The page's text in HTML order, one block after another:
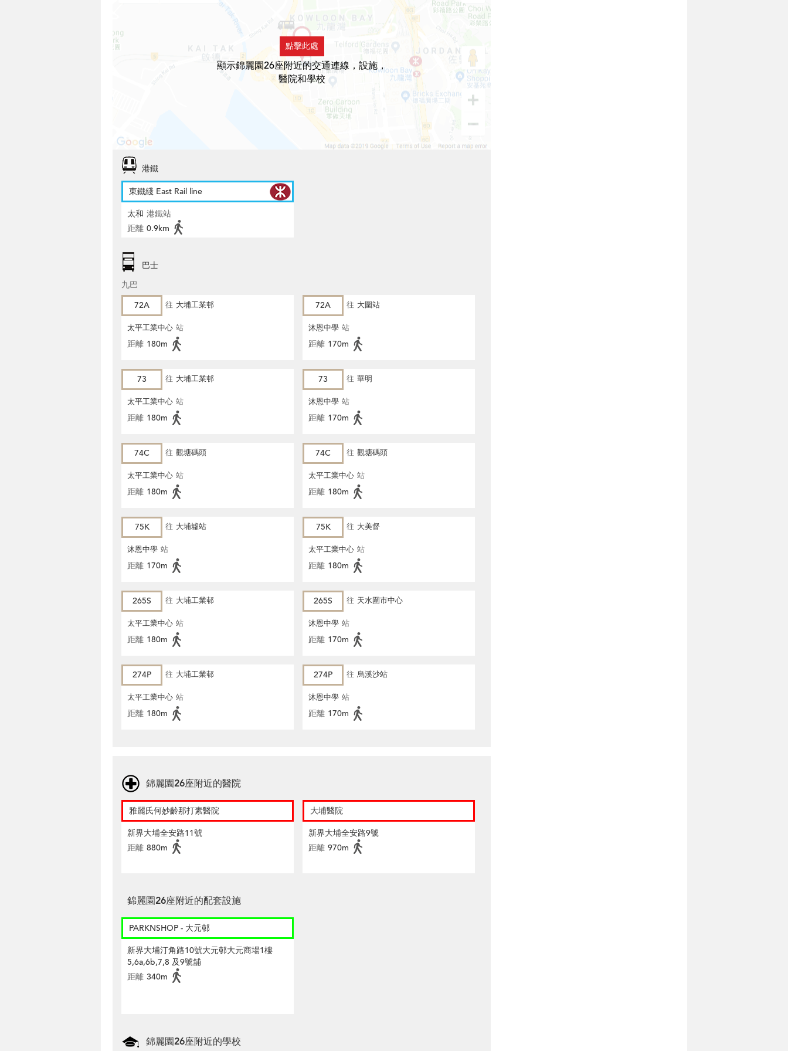
點擊此處
顯示錦麗園26座附近的交通連線，設施，
醫院和學校
港鐵
東鐵綫 East Rail line
太和 港鐵站
距離 0.9km
巴士
九巴
72A
往 大埔工業邨
太平工業中心 站
距離 180m
72A 往 大圍站
沐恩中學 站
距離 170m
73 往 大埔工業邨
太平工業中心 站
距離 180m
73 往 華明
沐恩中學 站
距離 170m
74C 往 觀塘碼頭
太平工業中心 站
距離 180m
74C 往 觀塘碼頭
太平工業中心 站
距離 180m
75K 往 大埔墟站
沐恩中學 站
距離 170m
75K 往 大美督
太平工業中心 站
距離 180m
265S 往 大埔工業邨
太平工業中心 站
距離 180m
265S 往 天水圍市中心
沐恩中學 站
距離 170m
274P 往 大埔工業邨
太平工業中心 站
距離 180m
274P 往 烏溪沙站
沐恩中學 站
距離 170m
錦麗園26座附近的醫院
雅麗氏何妙齡那打素醫院
新界大埔全安路11號
距離 880m
大埔醫院
新界大埔全安路9號
距離 970m
錦麗園26座附近的配套設施
PARKNSHOP - 大元邨
新界大埔汀角路10號大元邨大元商場1樓
5,6a,6b,7,8 及9號舖
距離 340m
錦麗園26座附近的學校